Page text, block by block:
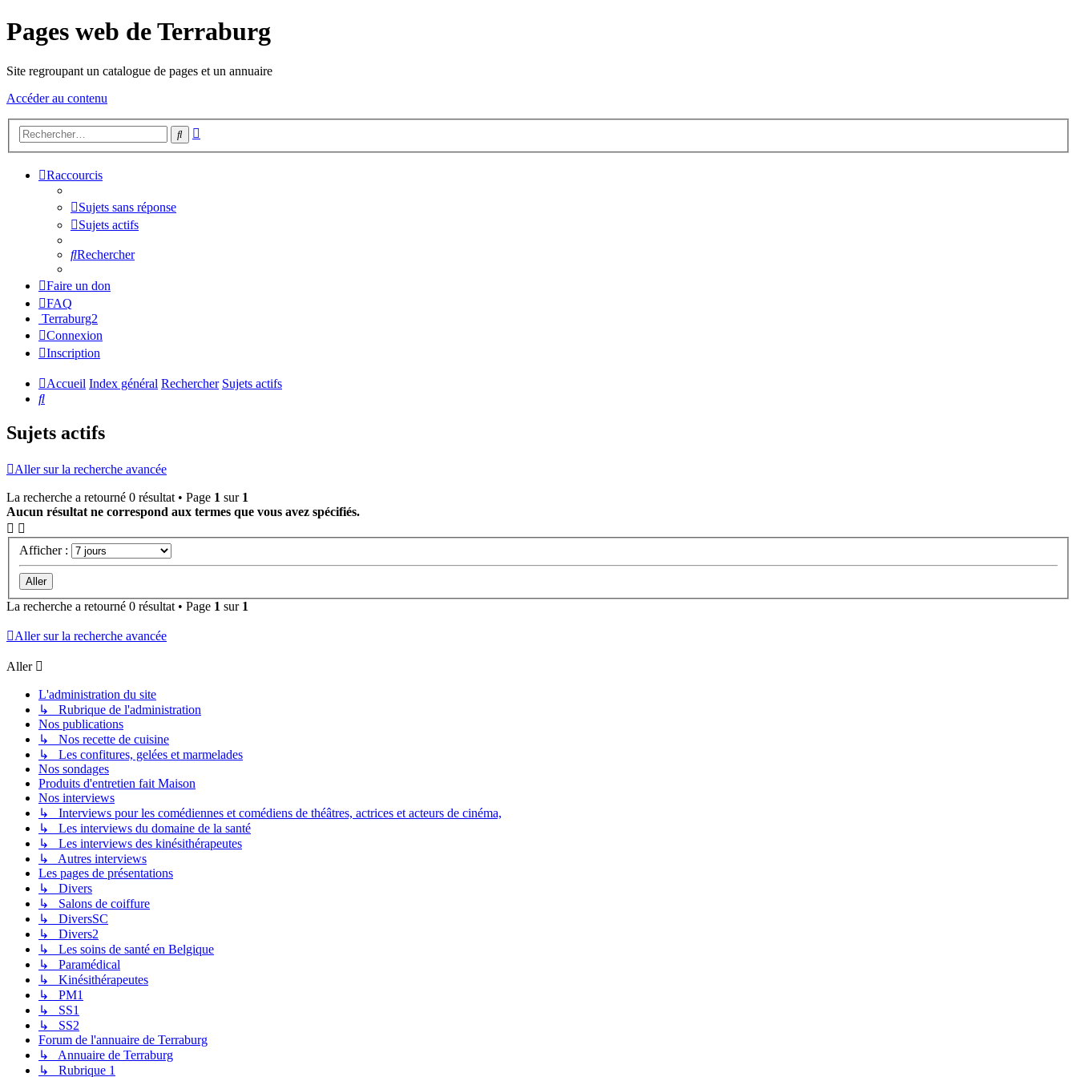
Pages web de Terraburg
Site regroupant un catalogue de pages et un annuaire
Accéder au contenu
Rechercher
Raccourcis
Sujets sans réponse
Sujets actifs
Rechercher
Faire un don
FAQ
Terraburg2
Connexion
Inscription
Accueil Index général Rechercher Sujets actifs
Rechercher
Sujets actifs
Aller sur la recherche avancée
La recherche a retourné 0 résultat • Page 1 sur 1
Aucun résultat ne correspond aux termes que vous avez spécifiés.
Afficher :
La recherche a retourné 0 résultat • Page 1 sur 1
Aller sur la recherche avancée
Aller
L'administration du site
↳ Rubrique de l'administration
Nos publications
↳ Nos recette de cuisine
↳ Les confitures, gelées et marmelades
Nos sondages
Produits d'entretien fait Maison
Nos interviews
↳ Interviews pour les comédiennes et comédiens de théâtres, actrices et acteurs de cinéma,
↳ Les interviews du domaine de la santé
↳ Les interviews des kinésithérapeutes
↳ Autres interviews
Les pages de présentations
↳ Divers
↳ Salons de coiffure
↳ DiversSC
↳ Divers2
↳ Les soins de santé en Belgique
↳ Paramédical
↳ Kinésithérapeutes
↳ PM1
↳ SS1
↳ SS2
Forum de l'annuaire de Terraburg
↳ Annuaire de Terraburg
↳ Rubrique 1